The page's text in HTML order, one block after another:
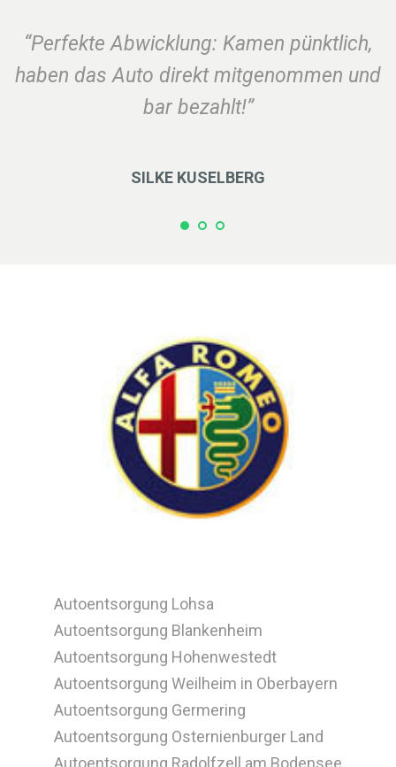
“Perfekte Abwicklung: Kamen pünktlich,
haben das Auto direkt mitgenommen und
bar bezahlt!”
SILKE KUSELBERG
Autoentsorgung Lohsa
Autoentsorgung Blankenheim
Autoentsorgung Hohenwestedt
Autoentsorgung Weilheim in Oberbayern
Autoentsorgung Germering
Autoentsorgung Osternienburger Land
Autoentsorgung Radolfzell am Bodensee